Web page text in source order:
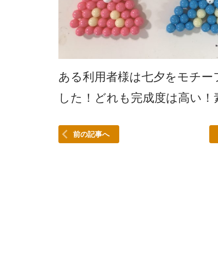
ある利用者様は七夕をモチ
した！どれも完成度は高い！
前の記事へ